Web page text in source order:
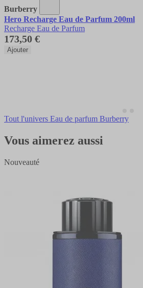
Burberry
Hero Recharge Eau de Parfum 200ml
Recharge Eau de Parfum
173,50 €
Ajouter
Tout l'univers Eau de parfum Burberry
Vous aimerez aussi
Nouveauté